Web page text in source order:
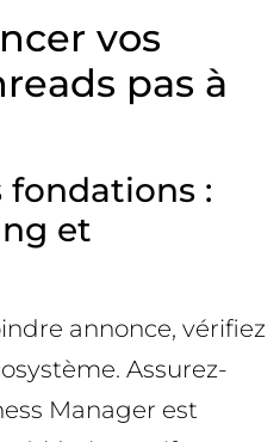
vos
pas à
fondations :
et
annonce, vérifiez
Assurez-
Manager est